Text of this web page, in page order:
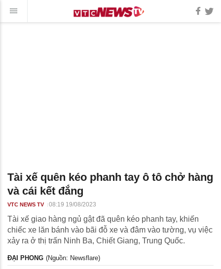
Tài xế quên kéo phanh tay ô tô chở hàng
và cái kết đắng
VTC NEWS TV 08:19 19/08/2023
Tài xế giao hàng ngủ gật đã quên kéo phanh tay, khiến
chiếc xe lăn bánh vào bãi đỗ xe và đâm vào tường, vụ việc
xảy ra ở thị trấn Ninh Ba, Chiết Giang, Trung Quốc.
ĐẠI PHONG (Nguồn: Newsflare)